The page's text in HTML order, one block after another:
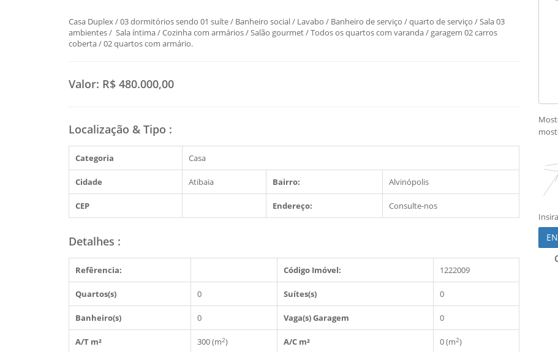
Casa Duplex / 03 dormitórios sendo 01 suíte / Banheiro social / Lavabo / Banheiro de serviço / quarto de serviço / Sala 03
ambientes / Sala íntima / Cozinha com armários / Salão gourmet / Todos os quartos com varanda / garagem 02 carros
coberta / 02 quartos com armário.
Valor: R$ 480.000,00
Localização & Tipo :
Categoria Casa
Cidade Atibaia Bairro: Alvinópolis
CEP Endereço: Consulte-nos
Detalhes :
Refêrencia: Código Imóvel: 1222009
Quartos(s) 0 Suítes(s) 0
Banheiro(s) 0 Vaga(s) Garagem 0
A/T m² 300 (m2) A/C m² 0 (m2)